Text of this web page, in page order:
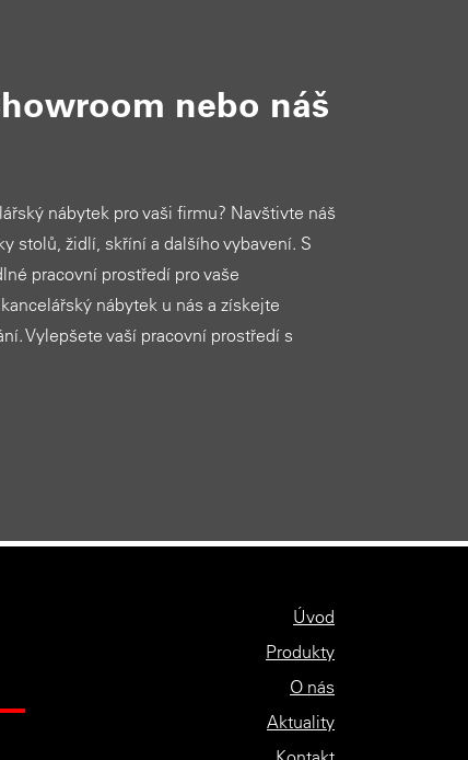
nebo náš
nábytek pro vaši firmu? Navštivte náš
stolů, židlí, skříní a dalšího vybavení. S
pracovní prostředí pro vaše
nábytek u nás a získejte
Vylepšete vaší pracovní prostředí s
Úvod
Produkty
O nás
Aktuality